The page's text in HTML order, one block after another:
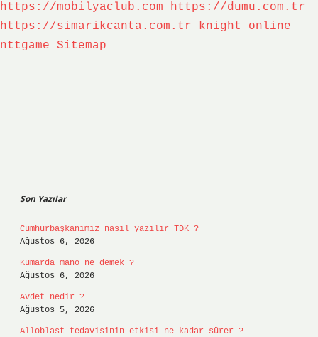
https://mobilyaclub.com
https://dumu.com.tr
https://simarikcanta.com.tr
knight online
nttgame
Sitemap
Son Yazılar
Cumhurbaşkanımız nasıl yazılır TDK ?
Ağustos 6, 2026
Kumarda mano ne demek ?
Ağustos 6, 2026
Avdet nedir ?
Ağustos 5, 2026
Alloblast tedavisinin etkisi ne kadar sürer ?